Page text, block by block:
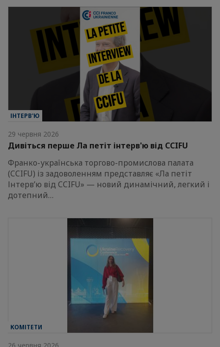
ІНТЕРВ'Ю
29 червня 2026
Дивіться перше Ла петіт інтерв'ю від CCIFU
Франко-українська торгово-промислова палата
(CCIFU) із задоволенням представляє «Ла петіт
Інтерв’ю від CCIFU» — новий динамічний, легкий і
дотепний…
КОМІТЕТИ
26 червня 2026